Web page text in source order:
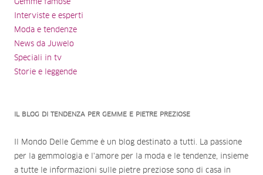
Gemme famose
Interviste e esperti
Moda e tendenze
News da Juwelo
Speciali in tv
Storie e leggende
IL BLOG DI TENDENZA PER GEMME E PIETRE PREZIOSE
Il Mondo Delle Gemme è un blog destinato a tutti. La passione
per la gemmologia e l'amore per la moda e le tendenze, insieme
a tutte le informazioni sulle pietre preziose sono di casa in